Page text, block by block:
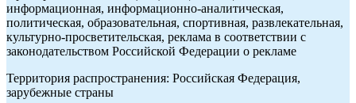
информационная, информационно-аналитическая,
политическая, образовательная, спортивная, развлекательная,
культурно-просветительская, реклама в соответствии с
законодательством Российской Федерации о рекламе
Территория распространения: Российская Федерация,
зарубежные страны